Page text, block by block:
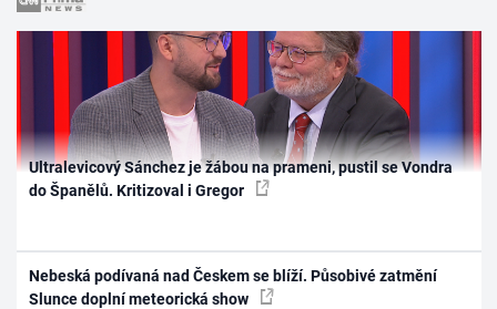
Ultralevicový Sánchez je žábou na prameni, pustil se Vondra
do Španělů. Kritizoval i Gregor
Nebeská podívaná nad Českem se blíží. Působivé zatmění
Slunce doplní meteorická show